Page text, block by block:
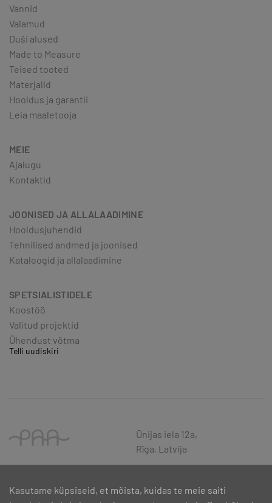
Vannid
Valamud
Duši alused
Made to Measure
Teised tooted
Materjalid
Hooldus ja garantii
Leia maaletooja
MEIE
Ajalugu
Kontaktid
JOONISED JA ALLALAADIMINE
Hooldusjuhendid
Tehnilised andmed ja joonised
Kataloogid ja allalaadimine
SPETSIALISTIDELE
Koostöö
Valitud projektid
Ühendust võtma
Telli uudiskiri
Ūnijas iela 12a,
Rīga, Latvija
Kasutame küpsiseid, et mõista, kuidas te meie saiti